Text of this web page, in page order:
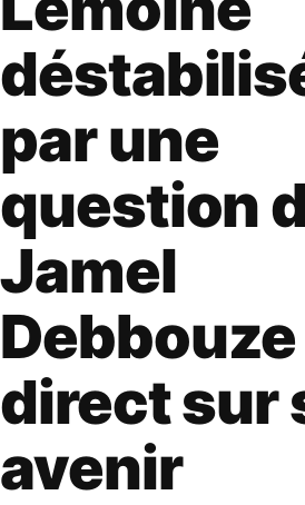
par une
question
Jamel
direct sur
avenir